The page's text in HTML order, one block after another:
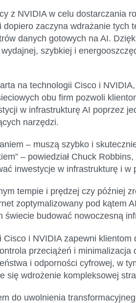
z NVIDIA w celu
zaczyna wdrażanie tych
danych gotowych na AI.
szybkiej i
na technologii Cisco i
obu firm pozwoli
w infrastrukturę AI poprzez
narzędzi.
– muszą szybko i
– powiedział Chuck
inwestycje w infrastrukturę i w
tempie i prędzej czy później
zoptymalizowany pod kątem
świecie budować nowoczesną
i NVIDIA zapewni
przeciążeń i
i odporności cyfrowej, w
się wdrożenie kompleksowej
do uwolnienia